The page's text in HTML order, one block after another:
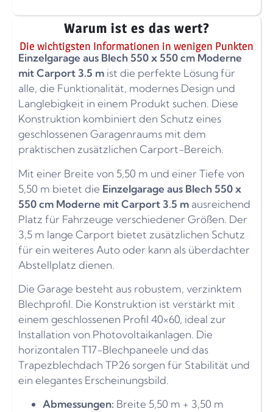
Warum ist es das wert?
Die wichtigsten Informationen in wenigen Punkten
Einzelgarage aus Blech 550 x 550 cm Moderne
mit Carport 3.5 m ist die perfekte Lösung für
alle, die Funktionalität, modernes Design und
Langlebigkeit in einem Produkt suchen. Diese
Konstruktion kombiniert den Schutz eines
geschlossenen Garagenraums mit dem
praktischen zusätzlichen Carport-Bereich.
Mit einer Breite von 5,50 m und einer Tiefe von
5,50 m bietet die Einzelgarage aus Blech 550 x
550 cm Moderne mit Carport 3.5 m ausreichend
Platz für Fahrzeuge verschiedener Größen. Der
3,5 m lange Carport bietet zusätzlichen Schutz
für ein weiteres Auto oder kann als überdachter
Abstellplatz dienen.
Die Garage besteht aus robustem, verzinktem
Blechprofil. Die Konstruktion ist verstärkt mit
einem geschlossenen Profil 40×60, ideal zur
Installation von Photovoltaikanlagen. Die
horizontalen T17-Blechpaneele und das
Trapezblechdach TP26 sorgen für Stabilität und
ein elegantes Erscheinungsbild.
Abmessungen: Breite 5,50 m + 3,50 m